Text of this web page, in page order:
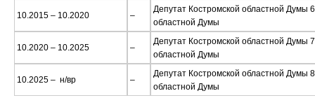
10.2015 – 10.2020 –
Депутат Костромской областной Думы
областной Думы
10.2020 – 10.2025 –
Депутат Костромской областной Думы
областной Думы
10.2025 – н/вр –
Депутат Костромской областной Думы
областной Думы